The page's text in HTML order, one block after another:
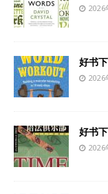
2026
好书
2026
好书
2026